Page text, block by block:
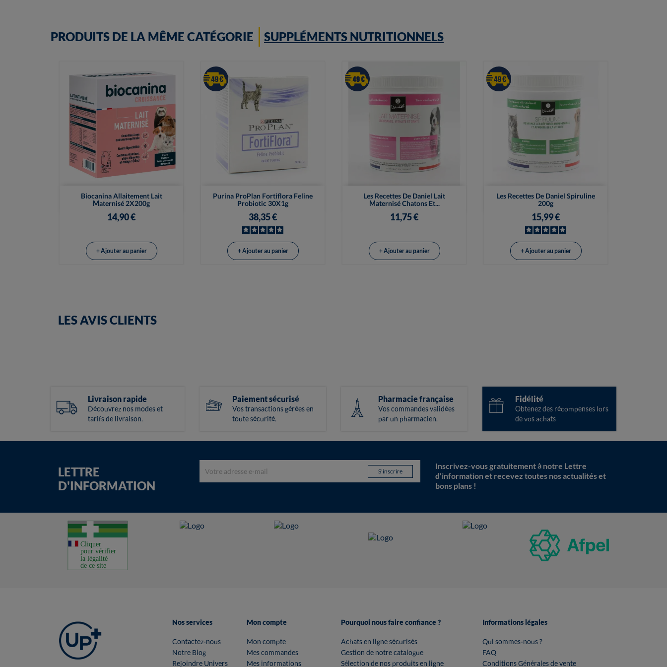
PRODUITS DE LA MÊME CATÉGORIE SUPPLÉMENTS NUTRITIONNELS
Biocanina Allaitement Lait
Maternisé 2X200g
14,90 €
Vue rapide
+ Ajouter au panier
Purina ProPlan Fortiflora Feline
Probiotic 30X1g
38,35 €
Vue rapide
+ Ajouter au panier
Les Recettes De Daniel Lait
Maternisé Chatons Et...
11,75 €
Vue rapide
+ Ajouter au panier
Les Recettes De Daniel Spiruline
200g
15,99 €
Vue rapide
+ Ajouter au panier
LES AVIS CLIENTS
Livraison rapide
Découvrez nos modes et
tarifs de livraison.
Paiement sécurisé
Vos transactions gérées en
toute sécurité.
Pharmacie française
Vos commandes validées
par un pharmacien.
Fidélité
Obtenez des récompenses lors
de vos achats
LETTRE
D'INFORMATION
Inscrivez-vous gratuitement à notre Lettre
d'information et recevez toutes nos actualités et
bons plans !
Nos services
Contactez-nous
Notre Blog
Rejoindre Univers
Mon compte
Mon compte
Mes commandes
Mes informations
Pourquoi nous faire confiance ?
Achats en ligne sécurisés
Gestion de notre catalogue
Sélection de nos produits en ligne
Informations légales
Qui sommes-nous ?
FAQ
Conditions Générales de vente